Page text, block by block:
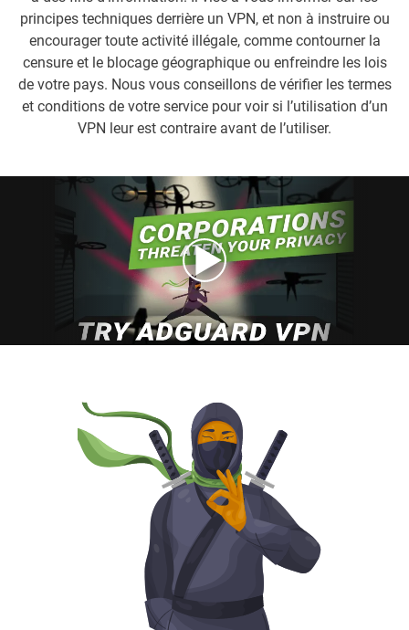
principes techniques derrière un VPN, et non à instruire ou
encourager toute activité illégale, comme contourner la
censure et le blocage géographique ou enfreindre les lois
de votre pays. Nous vous conseillons de vérifier les termes
et conditions de votre service pour voir si l’utilisation d’un
VPN leur est contraire avant de l’utiliser.